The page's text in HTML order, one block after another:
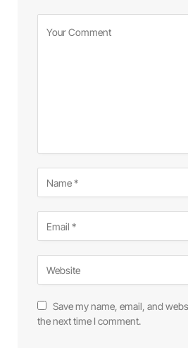
Save my name, email, and
the next time I comment.